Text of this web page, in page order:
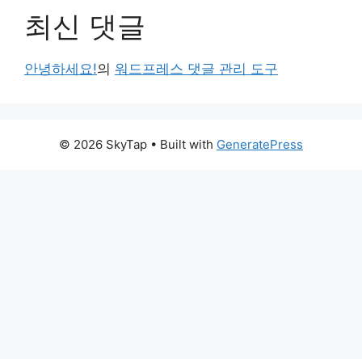
최신 댓글
안녕하세요!의 워드프레스 댓글 관리 도구
© 2026 SkyTap • Built with GeneratePress